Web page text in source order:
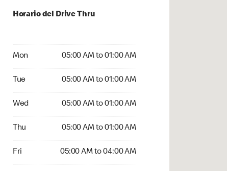
Horario del Drive Thru
Mon 05:00 AM to 01:00 AM
Tue 05:00 AM to 01:00 AM
Wed 05:00 AM to 01:00 AM
Thu 05:00 AM to 01:00 AM
Fri 05:00 AM to 04:00 AM